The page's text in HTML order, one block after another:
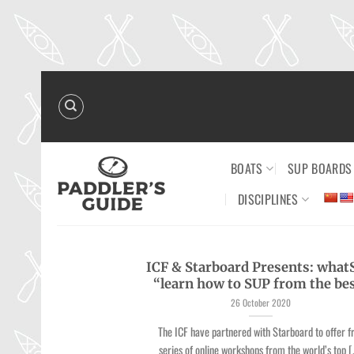
content
BOATS SUP BOARDS
DISCIPLINES
ICF & Starboard Presents:
“learn how to SUP from the
26 October 2020
The ICF have partnered with Starboard to offer
series of online workshops from the world’s top